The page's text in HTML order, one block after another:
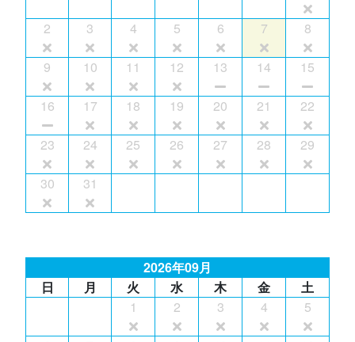
2 3 4 5 6 7 8
9 10 11 12 13 14 15
16 17 18 19 20 21 22
23 24 25 26 27 28 29
30 31
2026年09月
日
月 火 水 木 金
土
1
2 3 4 5